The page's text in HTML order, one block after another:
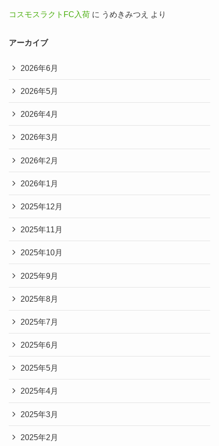
コスモスラクトFC入荷に うめきみつえ より
アーカイブ
2026年6月
2026年5月
2026年4月
2026年3月
2026年2月
2026年1月
2025年12月
2025年11月
2025年10月
2025年9月
2025年8月
2025年7月
2025年6月
2025年5月
2025年4月
2025年3月
2025年2月